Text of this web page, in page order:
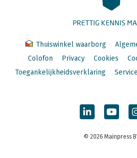
PRETTIG KENNIS
Thuiswinkel waarborg
Colofon
Privacy Cookies
Toegankelijkheidsverklaring
© 2026 Mainpress